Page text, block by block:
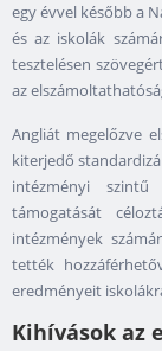
egy évvel később a
és az iskolák
tesztelésen
az
Angliát megelőzve
kiterjedő
intézményi
támogatását
intézmények
tették
eredményeit
Kihívások az